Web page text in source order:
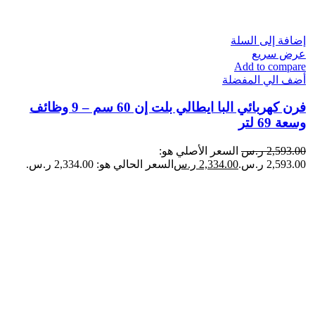
إضافة إلى السلة
عرض سريع
Add to compare
أضف الي المفضلة
فرن كهربائي البا ايطالي بلت إن 60 سم – 9 وظائف
وسعة 69 لتر
2,593.00 ر.س السعر الأصلي هو:
2,593.00 ر.س.
2,334.00 ر.س السعر الحالي هو: 2,334.00 ر.س.